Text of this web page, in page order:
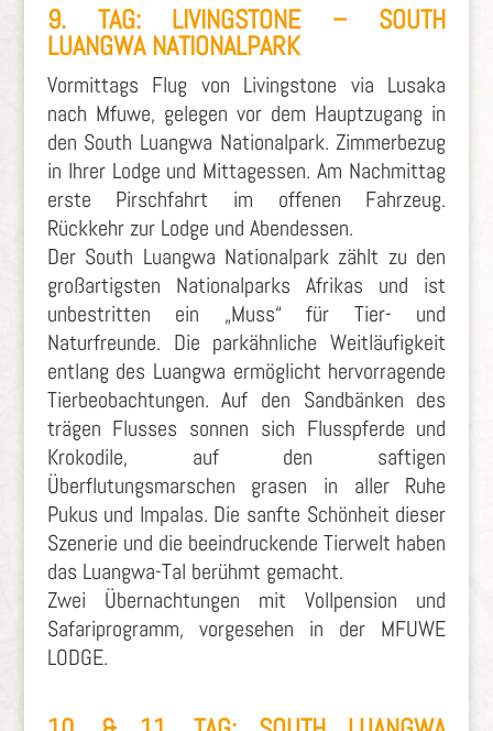
9. TAG: LIVINGSTONE – SOUTH
LUANGWA NATIONALPARK
Vormittags Flug von Livingstone via Lusaka
nach Mfuwe, gelegen vor dem Hauptzugang in
den South Luangwa Nationalpark. Zimmerbezug
in Ihrer Lodge und Mittagessen. Am Nachmittag
erste Pirschfahrt im offenen Fahrzeug.
Rückkehr zur Lodge und Abendessen.
Der South Luangwa Nationalpark zählt zu den
großartigsten Nationalparks Afrikas und ist
unbestritten ein „Muss“ für Tier- und
Naturfreunde. Die parkähnliche Weitläufigkeit
entlang des Luangwa ermöglicht hervorragende
Tierbeobachtungen. Auf den Sandbänken des
trägen Flusses sonnen sich Flusspferde und
Krokodile, auf den saftigen
Überflutungsmarschen grasen in aller Ruhe
Pukus und Impalas. Die sanfte Schönheit dieser
Szenerie und die beeindruckende Tierwelt haben
das Luangwa-Tal berühmt gemacht.
Zwei Übernachtungen mit Vollpension und
Safariprogramm, vorgesehen in der MFUWE
LODGE.